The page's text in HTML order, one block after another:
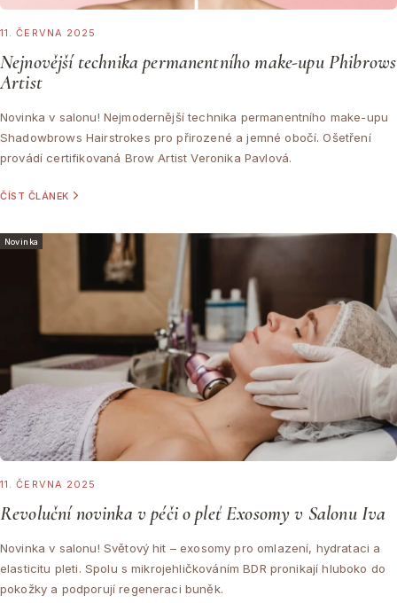
11. ČERVNA 2025
Nejnovější technika permanentního make-upu Phibrows
Artist
Novinka v salonu! Nejmodernější technika permanentního make-upu
Shadowbrows Hairstrokes pro přirozené a jemné obočí. Ošetření
provádí certifikovaná Brow Artist Veronika Pavlová.
ČÍST ČLÁNEK
Novinka
11. ČERVNA 2025
Revoluční novinka v péči o pleť Exosomy v Salonu Iva
Novinka v salonu! Světový hit – exosomy pro omlazení, hydrataci a
elasticitu pleti. Spolu s mikrojehličkováním BDR pronikají hluboko do
pokožky a podporují regeneraci buněk.